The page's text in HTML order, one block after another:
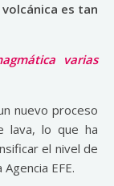
es tan
varias
nuevo proceso
lava, lo que ha
el nivel de
EFE.